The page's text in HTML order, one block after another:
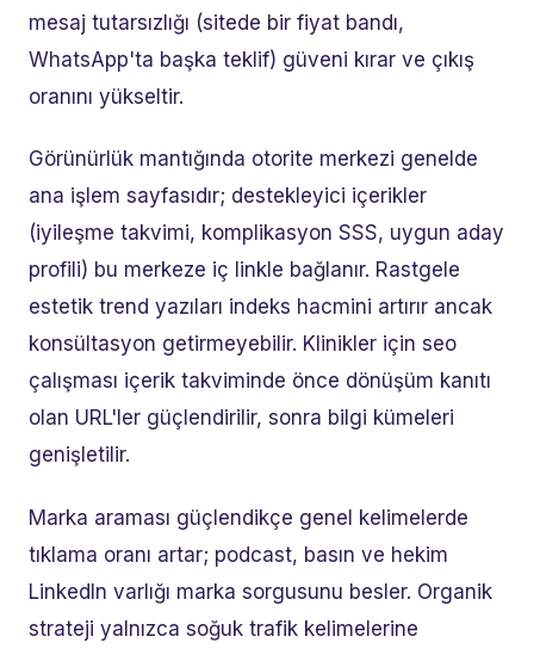
mesaj tutarsızlığı (sitede bir fiyat bandı,
WhatsApp'ta başka teklif) güveni kırar ve çıkış
oranını yükseltir.
Görünürlük mantığında otorite merkezi genelde
ana işlem sayfasıdır; destekleyici içerikler
(iyileşme takvimi, komplikasyon SSS, uygun aday
profili) bu merkeze iç linkle bağlanır. Rastgele
estetik trend yazıları indeks hacmini artırır ancak
konsültasyon getirmeyebilir. Klinikler için seo
çalışması içerik takviminde önce dönüşüm kanıtı
olan URL'ler güçlendirilir, sonra bilgi kümeleri
genişletilir.
Marka araması güçlendikçe genel kelimelerde
tıklama oranı artar; podcast, basın ve hekim
LinkedIn varlığı marka sorgusunu besler. Organik
strateji yalnızca soğuk trafik kelimelerine